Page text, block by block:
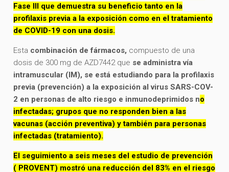
Fase III que demuestra su beneficio tanto en la
profilaxis previa a la exposición como en el tratamiento
de COVID-19 con una dosis.
Esta combinación de fármacos, compuesto de una
dosis de 300 mg de AZD7442 que se administra vía
intramuscular (IM), se está estudiando para la profilaxis
previa (prevención) a la exposición al virus SARS-COV-
2 en personas de alto riesgo e inmunodeprimidos no
infectadas; grupos que no responden bien a las
vacunas (acción preventiva) y también para personas
infectadas (tratamiento).
El seguimiento a seis meses del estudio de prevención
( PROVENT) mostró una reducción del 83% en el riesgo